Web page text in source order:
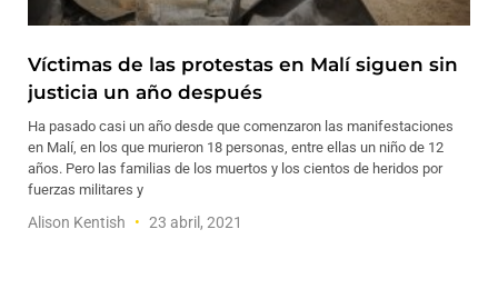
Víctimas de las protestas en Malí siguen sin
justicia un año después
Ha pasado casi un año desde que comenzaron las manifestaciones
en Malí, en los que murieron 18 personas, entre ellas un niño de 12
años. Pero las familias de los muertos y los cientos de heridos por
fuerzas militares y
Alison Kentish 23 abril, 2021